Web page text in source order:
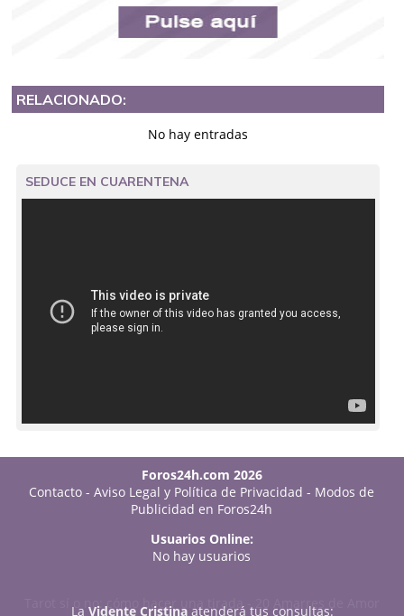
RELACIONADO:
No hay entradas
SEDUCE EN CUARENTENA
Foros24h.com 2026
Contacto -Aviso Legal y Política de Privacidad - Modos de
Publicidad en Foros24h
Usuarios Online:
No hay usuarios
Tarot sí o no: cómo hacer una tirada-
20 Amarres de Amor
La Vidente Cristinaatenderá tus consultas: